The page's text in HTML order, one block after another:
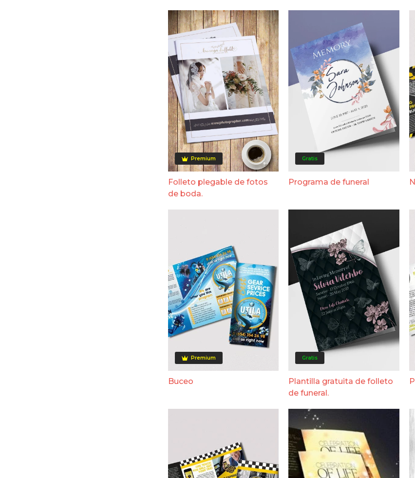
Premium
Folleto plegable de fotos
de boda.
Gratis
Programa de funeral
Premium
Buceo
Gratis
Plantilla gratuita de folleto
de funeral.